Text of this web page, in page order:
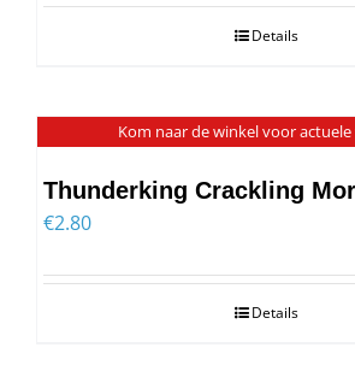
was:
is:
€339.00.Details
Kom naar de winkel voor
Thunderking Crackling
€2.80
Details